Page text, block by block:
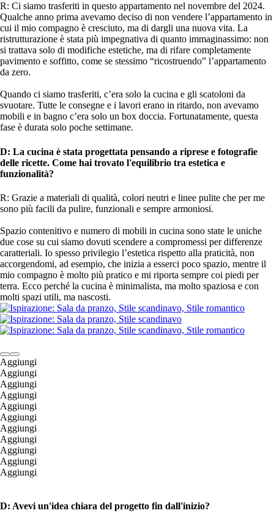
R: Ci siamo trasferiti in questo appartamento nel novembre del 2024.
Qualche anno prima avevamo deciso di non vendere l’appartamento in
cui il mio compagno è cresciuto, ma di dargli una nuova vita. La
ristrutturazione è stata più impegnativa di quanto immaginassimo: non
si trattava solo di modifiche estetiche, ma di rifare completamente
pavimento e soffitto, come se stessimo “ricostruendo” l’appartamento
da zero.
Quando ci siamo trasferiti, c’era solo la cucina e gli scatoloni da
svuotare. Tutte le consegne e i lavori erano in ritardo, non avevamo
mobili e in bagno c’era solo un box doccia. Fortunatamente, questa
fase è durata solo poche settimane.
D: La cucina è stata progettata pensando a riprese e fotografie
delle ricette. Come hai trovato l'equilibrio tra estetica e
funzionalità?
R: Grazie a materiali di qualità, colori neutri e linee pulite che per me
sono più facili da pulire, funzionali e sempre armoniosi.
Spazio contenitivo e numero di mobili in cucina sono state le uniche
due cose su cui siamo dovuti scendere a compromessi per differenze
caratteriali. Io spesso privilegio l’estetica rispetto alla praticità, non
accorgendomi, ad esempio, che inizia a esserci poco spazio, mentre il
mio compagno è molto più pratico e mi riporta sempre coi piedi per
terra. Ecco perché la cucina è minimalista, ma molto spaziosa e con
molti spazi utili, ma nascosti.
Aggiungi
Aggiungi
Aggiungi
Aggiungi
Aggiungi
Aggiungi
Aggiungi
Aggiungi
Aggiungi
Aggiungi
Aggiungi
D: Avevi un'idea chiara del progetto fin dall'inizio?